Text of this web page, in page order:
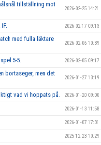
tillställning mot
2026-02-25 14:21
2026-02-17 09:13
med fulla läktare
2026-02-06 10:39
5-5. 2026-02-05 09:17
bortaseger, men det
2026-01-27 13:19
vad vi hoppats på. 2026-01-20 09:00
2026-01-13 11:58
2026-01-07 17:31
2025-12-23 10:29